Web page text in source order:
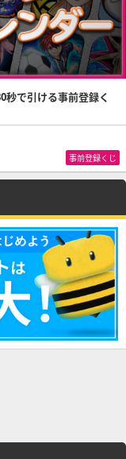
で引ける事前登録く
事前登録くじ